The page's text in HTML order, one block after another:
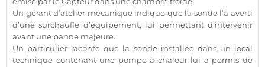
Un gérant d’atelier mécanique indique que la sonde l’a averti
d’une surchauffe d’équipement, lui permettant d’intervenir
avant une panne majeure.
Un particulier raconte que la sonde installée dans un local
technique contenant une pompe à chaleur lui a permis de